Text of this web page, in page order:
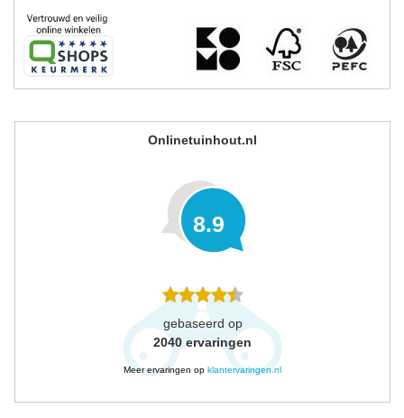
Onlinetuinhout.nl
8.9
gebaseerd op
2040 ervaringen
Meer ervaringen op klantervaringen.nl